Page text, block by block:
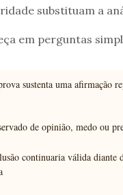
substituam a
em perguntas
sustenta uma afirmação
de opinião, medo ou
continuaria válida diante